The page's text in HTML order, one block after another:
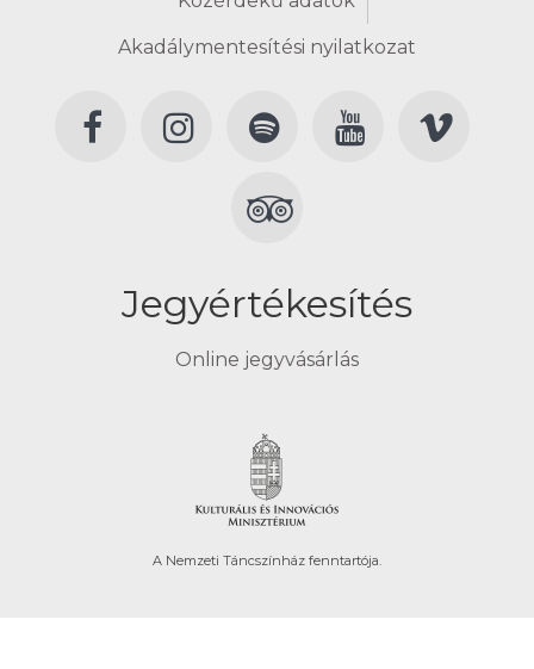
Akadálymentesítési nyilatkozat
Jegyértékesítés
Online jegyvásárlás
A Nemzeti Táncszínház fenntartója.